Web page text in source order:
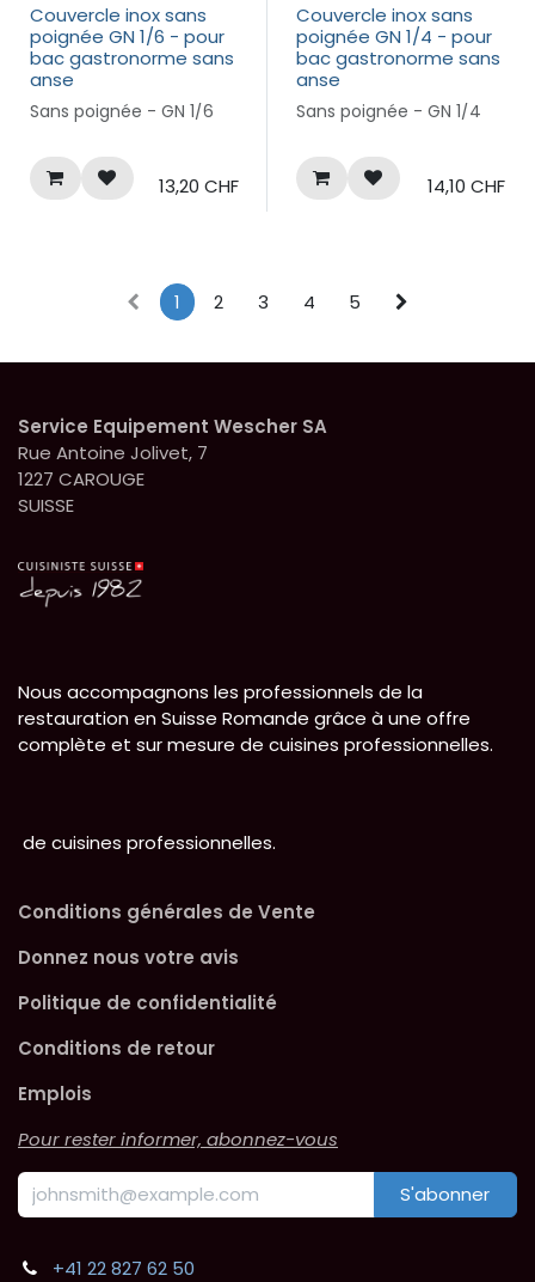
Couvercle inox sans
poignée GN 1/6 - pour
bac gastronorme sans
anse
Sans poignée - GN 1/6
13,20 CHF
Couvercle inox sans
poignée GN 1/4 - pour
bac gastronorme sans
anse
Sans poignée - GN 1/4
14,10 CHF
1 2 3 4 5
Service Equipement Wescher SA
Rue Antoine Jolivet, 7
1227 CAROUGE
SUISSE
Nous accompagnons les professionnels de la
restauration en Suisse Romande grâce à une offre
complète et sur mesure de cuisines professionnelles.
de cuisines professionnelles.
Conditions générales de Vente
Donnez nous votre avis
Politique de confidentialité
Conditions de retour
Emplois
Pour rester informer, abonnez-vous
S'abonner
+41 22 827 62 50